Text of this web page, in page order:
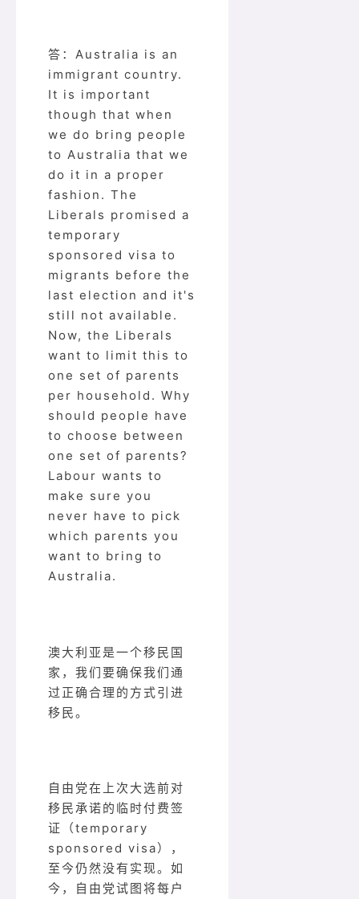
答：Australia is an
immigrant country.
It is important
though that when
we do bring people
to Australia that we
do it in a proper
fashion. The
Liberals promised a
temporary
sponsored visa to
migrants before the
last election and it's
still not available.
Now, the Liberals
want to limit this to
one set of parents
per household. Why
should people have
to choose between
one set of parents?
Labour wants to
make sure you
never have to pick
which parents you
want to bring to
Australia.
澳大利亚是一个移民国
家，我们要确保我们通
过正确合理的方式引进
移民。
自由党在上次大选前对
移民承诺的临时付费签
证（temporary
sponsored visa），
至今仍然没有实现。如
今，自由党试图将每户